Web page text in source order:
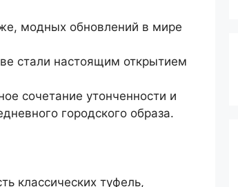
модных обновлений в мире
стали настоящим открытием
сочетание утонченности и
городского образа.
классических туфель,